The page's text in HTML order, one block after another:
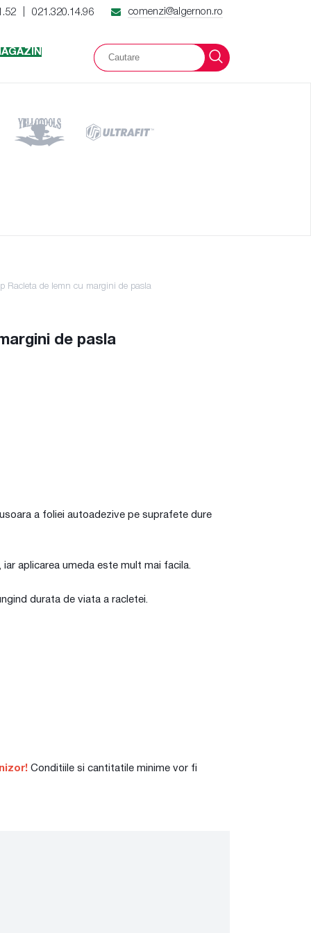
021.320.14.96 comenzi@algernon.ro
Racleta de lemn cu margini de pasla
de pasla
a foliei autoadezive pe suprafete dure
aplicarea umeda este mult mai facila.
durata de viata a racletei.
Conditiile si cantitatile minime vor fi